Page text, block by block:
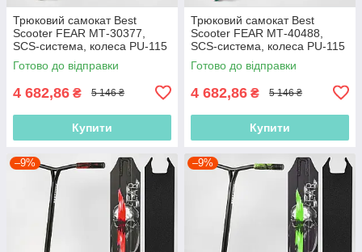
Трюковий самокат Best
Scooter FEAR МТ-30377,
SCS-система, колеса PU-115
мм, висота 85 см, з пегами
Готово до відправки
4 682,86 ₴ 5 146 ₴
Купити
Трюковий самокат Best
Scooter FEAR МТ-40488,
SCS-система, колеса PU-115
мм, висота 85 см, з пегами
Готово до відправки
4 682,86 ₴ 5 146 ₴
Купити
–9% –9%